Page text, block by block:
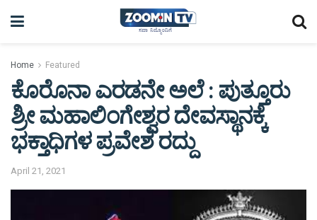
Home Featured
ಕೊರೊನಾ ಎರಡನೇ ಅಲೆ : ಪುತ್ತೂರು
ಶ್ರೀ ಮಹಾಲಿಂಗೇಶ್ವರ ದೇವಸ್ಥಾನಕ್ಕೆ
ಭಕ್ತಾಧಿಗಳ ಪ್ರವೇಶ ರದ್ದು
April 21, 2021